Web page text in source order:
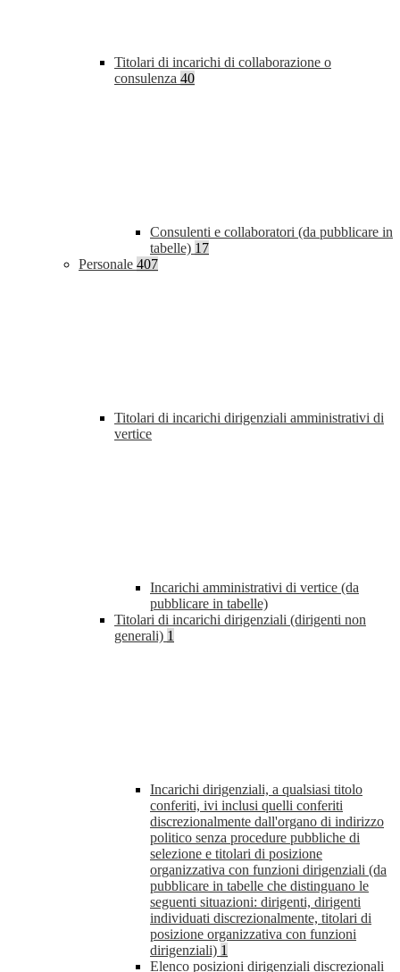
Titolari di incarichi di collaborazione o
consulenza 40
Consulenti e collaboratori (da pubblicare in
tabelle) 17
Personale 407
Titolari di incarichi dirigenziali amministrativi di
vertice
Incarichi amministrativi di vertice (da
pubblicare in tabelle)
Titolari di incarichi dirigenziali (dirigenti non
generali) 1
Incarichi dirigenziali, a qualsiasi titolo
conferiti, ivi inclusi quelli conferiti
discrezionalmente dall'organo di indirizzo
politico senza procedure pubbliche di
selezione e titolari di posizione
organizzativa con funzioni dirigenziali (da
pubblicare in tabelle che distinguano le
seguenti situazioni: dirigenti, dirigenti
individuati discrezionalmente, titolari di
posizione organizzativa con funzioni
dirigenziali) 1
Elenco posizioni dirigenziali discrezionali